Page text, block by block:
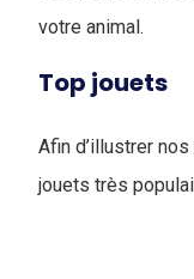
votre animal.
Top jouets
Afin d’illustrer
jouets très